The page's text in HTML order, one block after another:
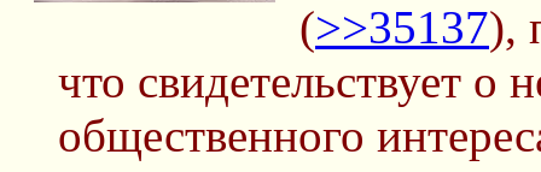
(>>35137),
что свидетельствует о
общественного